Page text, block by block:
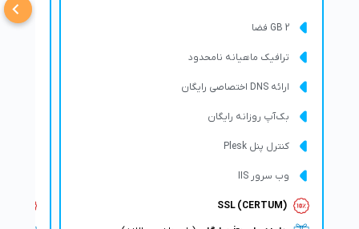
2 GB فضا
ترافیک ماهیانه نامحدود
ارائه DNS اختصاصی رایگان
بک‌آپ روزانه رایگان
کنترل پنل Plesk
وب سرور IIS
SSL (CERTUM)
5 GB فضا